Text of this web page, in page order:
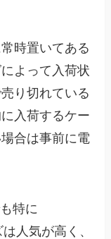
時置いてある
よって入荷状
り切れている
入荷するケー
合は事前に電
特に
人気が高く、